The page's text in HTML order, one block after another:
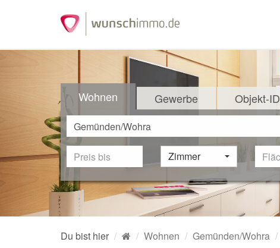
Wohnen Gewerbe Objekt-ID
Zimmer
Du bist hier Wohnen Gemünden/Wohra